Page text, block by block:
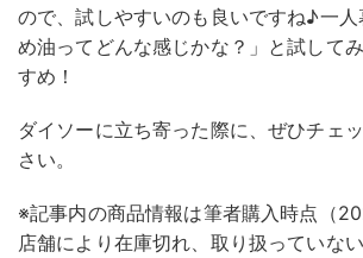
ので、試しやすいのも良いですね♪一人
め油ってどんな感じかな？」と試して
すめ！
ダイソーに立ち寄った際に、ぜひチェ
さい。
※記事内の商品情報は筆者購入時点（
店舗により在庫切れ、取り扱っていな